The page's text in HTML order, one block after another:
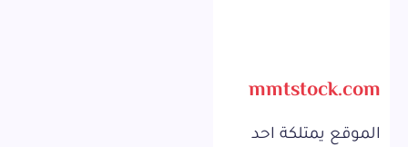
mmtstock.com
الموقع يمتلكة احد